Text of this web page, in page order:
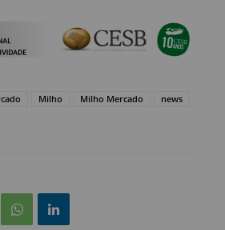
Milho Milho Mercado
news